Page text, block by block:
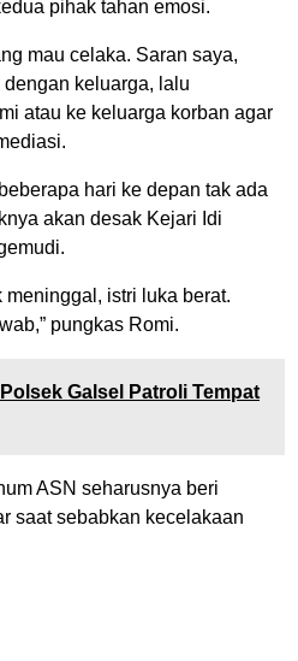
pihak tahan emosi.
mau celaka. Saran saya,
keluarga, lalu
atau ke keluarga korban agar
hari ke depan tak ada
akan desak Kejari Idi
meninggal, istri luka berat.
pungkas Romi.
Galsel Patroli Tempat
ASN seharusnya beri
saat sebabkan kecelakaan